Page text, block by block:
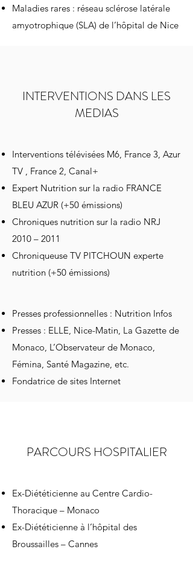
Maladies rares : réseau sclérose latérale
amyotrophique (SLA) de l’hôpital de Nice
INTERVENTIONS DANS LES
MEDIAS
Interventions télévisées M6, France 3, Azur
TV , France 2, Canal+
Expert Nutrition sur la radio FRANCE
BLEU AZUR (+50 émissions)
Chroniques nutrition sur la radio NRJ
2010 – 2011
Chroniqueuse TV PITCHOUN experte
nutrition (+50 émissions)
Presses professionnelles : Nutrition Infos
Presses : ELLE, Nice-Matin, La Gazette de
Monaco, L’Observateur de Monaco,
Fémina, Santé Magazine, etc.
Fondatrice de sites Internet
PARCOURS HOSPITALIER
Ex-Diététicienne au Centre Cardio-
Thoracique – Monaco
Ex-Diététicienne à l’hôpital des
Broussailles – Cannes